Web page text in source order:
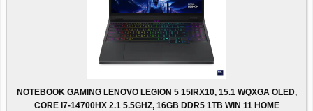
NOTEBOOK GAMING LENOVO LEGION 5 15IRX10, 15.1 WQXGA OLED,
CORE I7-14700HX 2.1 5.5GHZ, 16GB DDR5 1TB WIN 11 HOME